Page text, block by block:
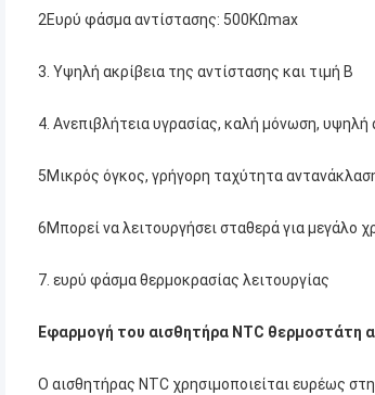
2Ευρύ φάσμα αντίστασης: 500KΩmax
3. Υψηλή ακρίβεια της αντίστασης και τιμή Β
4. Ανεπιβλήτεια υγρασίας, καλή μόνωση, υψηλή
5Μικρός όγκος, γρήγορη ταχύτητα
6Μπορεί να λειτουργήσει σταθερά για μεγάλο
7. ευρύ φάσμα θερμοκρασίας λειτουργίας
Εφαρμογή του αισθητήρα NTC θερμοστάτη
Ο αισθητήρας NTC χρησιμοποιείται ευρέως